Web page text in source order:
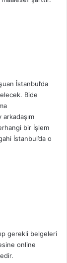
İstanbul’da
Bide
bir İşlem
İstanbul’da o
gerekli belgeleri
online